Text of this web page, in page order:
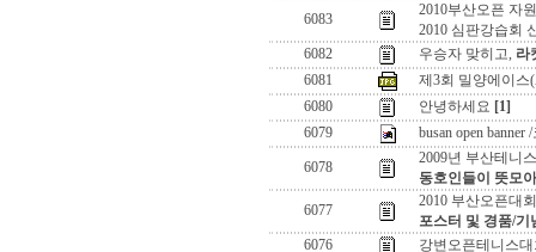
6083
2010부산오픈 자
2010 심판강습회
6082
우승자 맞히고, 라
6081
제3회 밀양에이스
6080
안녕하세요 [1]
6079
busan open
6078
2009년 부산테니
동호인들이 뜻모
6077
2010 부산오픈대회
포스터 및 경품/기
6076
강변오픈테니스